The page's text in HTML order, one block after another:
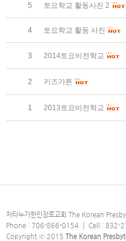
5 토요학교 활동사진 2
4 토요학교 활동 사진
3 2014토요비전학교
2 키즈가튼
1 2013토요비전학교
차타누가한인장로교회 The Korean
Phone : 706-866-0154 ｜ Cell : 832-
Copyright ⓒ 2015 The Korean